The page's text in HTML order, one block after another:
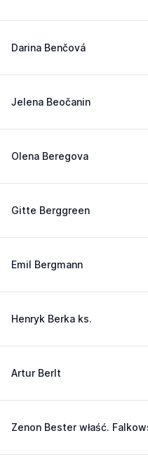
Darina Benčová
Jelena Beočanin
Olena Beregova
Gitte Berggreen
Emil Bergmann
Henryk Berka ks.
Artur Berlt
Zenon Bester właść.